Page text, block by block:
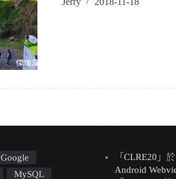
Google
MySQL
「 CLRE20 」
Android